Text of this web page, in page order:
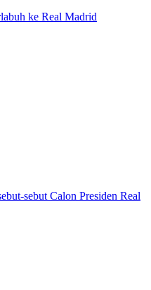
ke Real Madrid
sebut Calon Presiden Real